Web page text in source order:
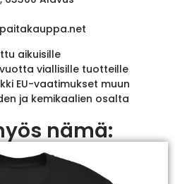
aikuisille
viallisille tuotteille
EU-vaatimukset muun
ja kemikaalien osalta
nämä: